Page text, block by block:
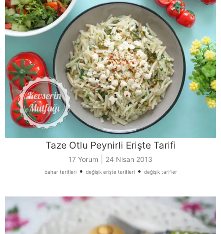
Taze Otlu Peynirli Erişte Tarifi
17 Yorum 24 Nisan 2013
bahar tarifleri• değişik erişte tarifleri• değişik tarifler